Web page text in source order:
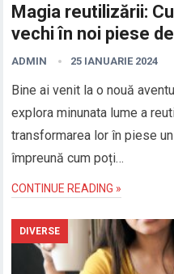
Magia reutilizării:
vechi în noi piese
ADMIN 25 IANUARIE 2024
Bine ai venit la o nouă
explora minunata lume a
transformarea lor în piese
împreună cum poți…
CONTINUE READING »
DIVERSE